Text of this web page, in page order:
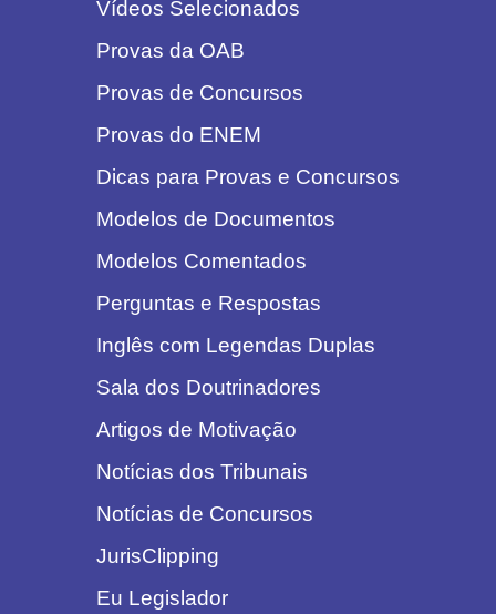
Vídeos Selecionados
Provas da OAB
Provas de Concursos
Provas do ENEM
Dicas para Provas e Concursos
Modelos de Documentos
Modelos Comentados
Perguntas e Respostas
Inglês com Legendas Duplas
Sala dos Doutrinadores
Artigos de Motivação
Notícias dos Tribunais
Notícias de Concursos
JurisClipping
Eu Legislador